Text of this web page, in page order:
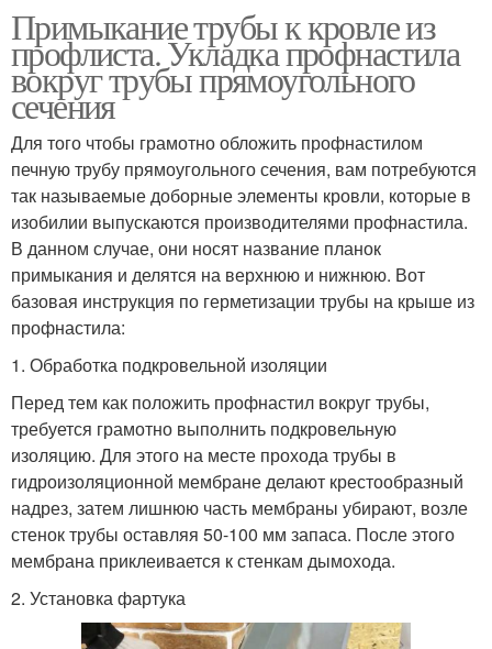
Примыкание трубы к кровле из
профлиста. Укладка профнастила
вокруг трубы прямоугольного
сечения
Для того чтобы грамотно обложить профнастилом
печную трубу прямоугольного сечения, вам потребуются
так называемые доборные элементы кровли, которые в
изобилии выпускаются производителями профнастила.
В данном случае, они носят название планок
примыкания и делятся на верхнюю и нижнюю. Вот
базовая инструкция по герметизации трубы на крыше из
профнастила:
1. Обработка подкровельной изоляции
Перед тем как положить профнастил вокруг трубы,
требуется грамотно выполнить подкровельную
изоляцию. Для этого на месте прохода трубы в
гидроизоляционной мембране делают крестообразный
надрез, затем лишнюю часть мембраны убирают, возле
стенок трубы оставляя 50-100 мм запаса. После этого
мембрана приклеивается к стенкам дымохода.
2. Установка фартука